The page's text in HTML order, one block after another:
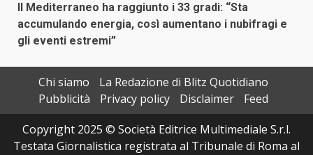
Il Mediterraneo ha raggiunto i 33 gradi: “Sta
accumulando energia, così aumentano i nubifragi e
gli eventi estremi”
Chi siamo
La Redazione di Blitz Quotidiano
Pubblicità
Privacy policy Disclaimer
Feed
Copyright 2025 © Società Editrice Multimediale S.r.l.
Testata Giornalistica registrata al Tribunale di Roma al